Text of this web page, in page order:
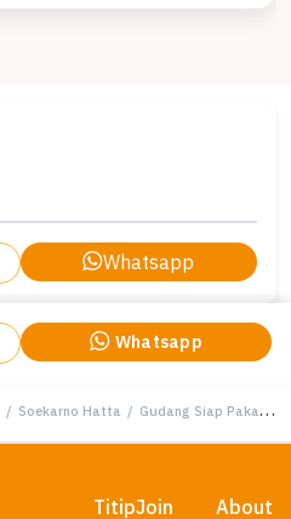
Whatsapp
Whatsapp
/ Soekarno Hatta / Gudang Siap Pakai di Soekarno Hatta, Arah Metro Bandung
TitipJoin About